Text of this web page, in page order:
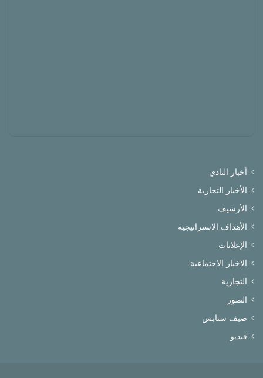
أخبار النادي
الأخبار التجارية
الأرشيف
الأهداف الاستراتيجية
الإعلانات
الاخبار الاجتماعية
التجارية
الصور
صيف سنابس
فيديو